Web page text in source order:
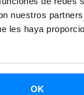
nuestros
les haya
OK